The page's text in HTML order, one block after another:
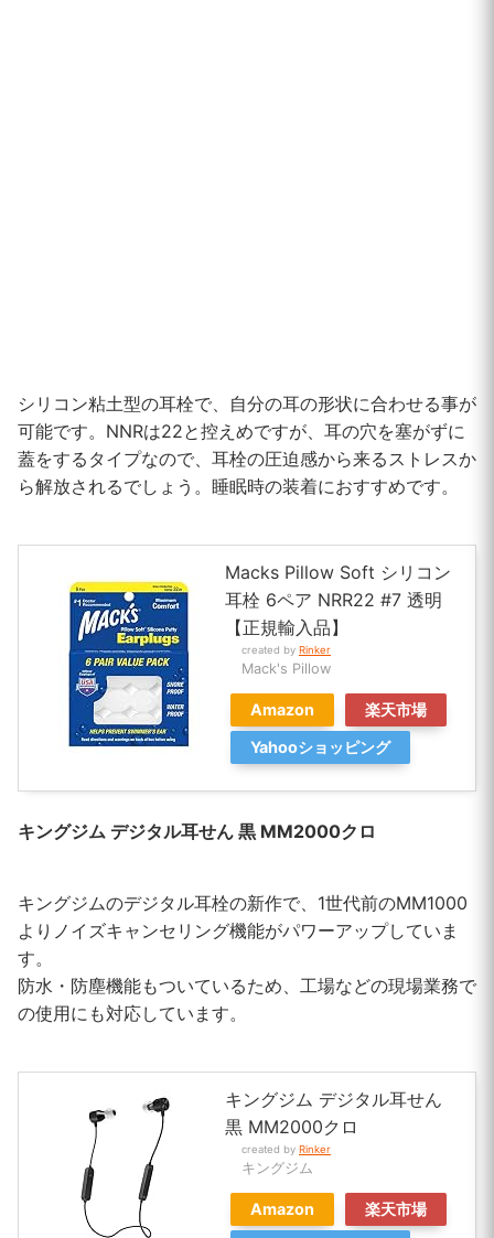
シリコン粘土型の耳栓で、自分の耳の形状に合わせる事が
可能です。NNRは22と控えめですが、耳の穴を塞がずに
蓋をするタイプなので、耳栓の圧迫感から来るストレスか
ら解放されるでしょう。睡眠時の装着におすすめです。
Macks Pillow Soft シリコン
耳栓 6ペア NRR22 #7 透明
【正規輸入品】
created by Rinker
Mack's Pillow
Amazon
楽天市場
Yahooショッピング
キングジム デジタル耳せん 黒 MM2000クロ
キングジムのデジタル耳栓の新作で、1世代前のMM1000
よりノイズキャンセリング機能がパワーアップしていま
す。
防水・防塵機能もついているため、工場などの現場業務で
の使用にも対応しています。
キングジム デジタル耳せん
黒 MM2000クロ
created by Rinker
キングジム
Amazon
楽天市場